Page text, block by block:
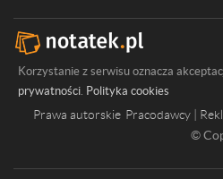
Korzystanie z serwisu oznacza
prywatności. Polityka cookies
Prawa autorskie Pracodawcy |
©